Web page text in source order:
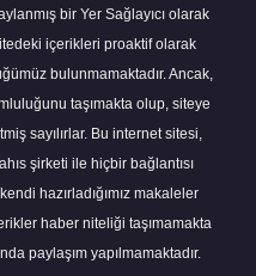
bir Yer Sağlayıcı olarak
içerikleri proaktif olarak
bulunmamaktadır. Ancak,
taşımakta olup, siteye
sayılırlar. Bu internet sitesi,
şirketi ile hiçbir bağlantısı
hazırladığımız makaleler
haber niteliği taşımamakta
paylaşım yapılmamaktadır.